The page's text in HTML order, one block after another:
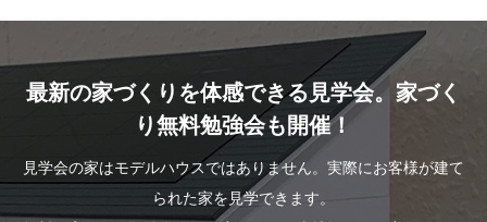
最新の家づくりを体感できる見学会。家づく
り無料勉強会も開催！
見学会の家はモデルハウスではありません。実際にお客様が建て
られた家を見学できます。